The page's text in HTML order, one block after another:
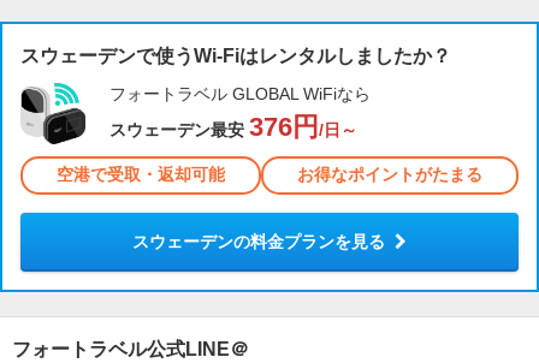
スウェーデンで使うWi-Fiはレンタルしましたか？
フォートラベル GLOBAL WiFiなら
スウェーデン最安 376円 /日～
空港で受取・返却可能 お得なポイントがたまる
スウェーデンの料金プランを見る
フォートラベル公式LINE＠